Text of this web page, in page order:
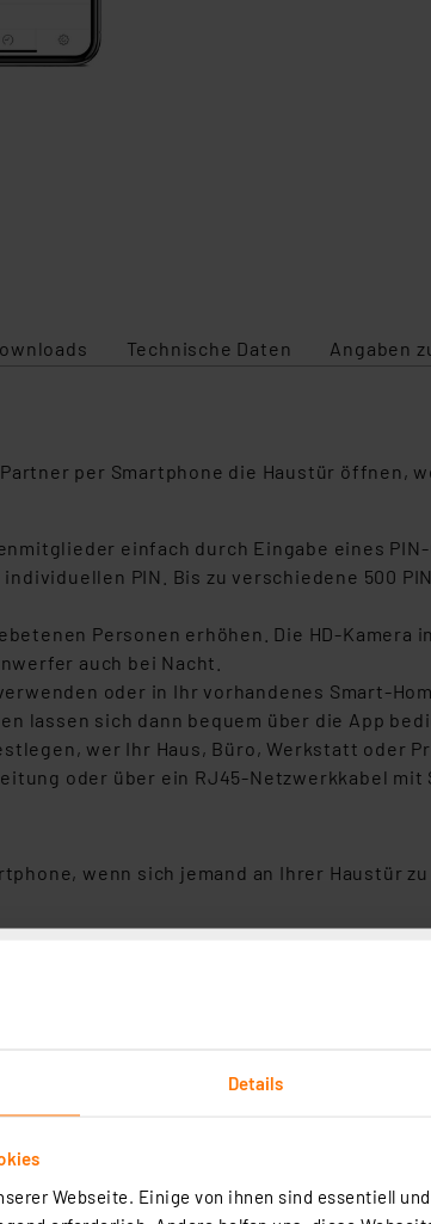
Details
Webseite. Einige von ihnen sind essentiell
Technische Daten Angaben
per Smartphone die Haustür öffnen,
einfach durch Eingabe eines
PIN. Bis zu verschiedene 500
Personen erhöhen. Die HD-
auch bei Nacht.
oder in Ihr vorhandenes Smart-
lassen sich dann bequem über die App
wer Ihr Haus, Büro, Werkstatt oder
oder über ein RJ45-Netzwerkkabel mit
wenn sich jemand an Ihrer Haustür
per App in 1-m-Schritten ein – bis
über einen eingebauten RFID-Leser.
auf 3 cm beschränkt.
Sie Ihre Tür beim Heimkommen